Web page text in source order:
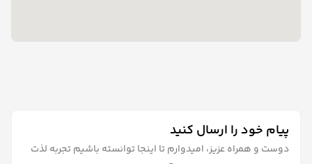
پیام خود را ارسال کنید
دوست و همراه عزیز، امیدوارم تا اینجا توانسته باشیم تجربه لذت